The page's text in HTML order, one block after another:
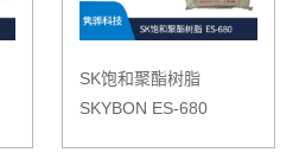
SK饱和聚酯树脂
SKYBON ES-680